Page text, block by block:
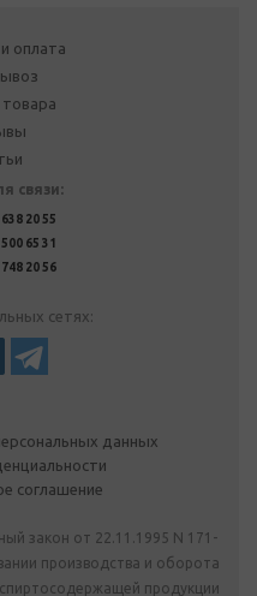
оплата
связи:
20 55
65 31
20 56
сетях:
данных
соглашение
закон от 22.11.1995 N 171-
производства и оборота
продукции